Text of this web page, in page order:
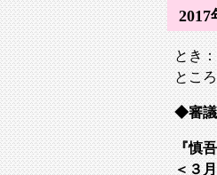
とき
とこ
審議
『慎
＜３